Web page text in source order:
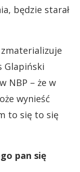
będzie starał
zmaterializuje
Glapiński
NBP – że w
wynieść
to się to się
pan się